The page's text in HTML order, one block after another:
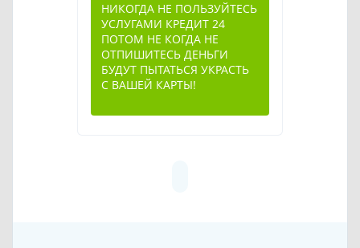
НИКОГДА НЕ ПОЛЬЗУЙТЕСЬ
УСЛУГАМИ КРЕДИТ 24
ПОТОМ НЕ КОГДА НЕ
ОТПИШИТЕСЬ ДЕНЬГИ
БУДУТ ПЫТАТЬСЯ УКРАСТЬ
С ВАШЕЙ КАРТЫ!